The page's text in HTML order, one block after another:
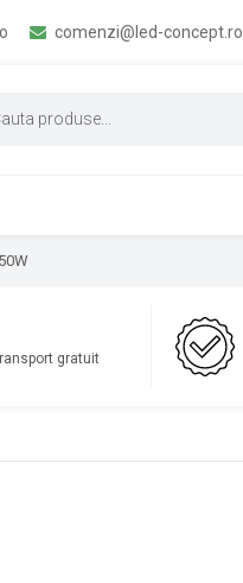
comenzi@led-concept.ro
gratuit